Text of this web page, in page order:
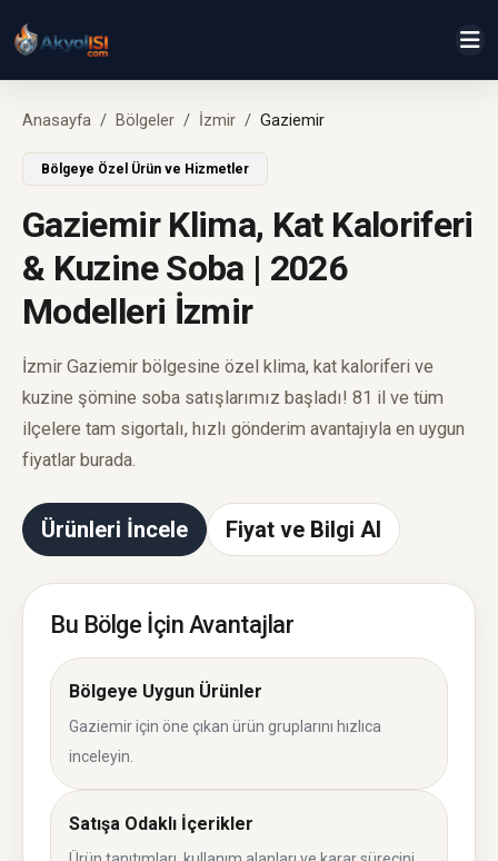
Anasayfa Bölgeler İzmir Gaziemir
Bölgeye Özel Ürün ve Hizmetler
Gaziemir Klima, Kat Kaloriferi
& Kuzine Soba | 2026
Modelleri İzmir
İzmir Gaziemir bölgesine özel klima, kat kaloriferi ve
kuzine şömine soba satışlarımız başladı! 81 il ve tüm
ilçelere tam sigortalı, hızlı gönderim avantajıyla en uygun
fiyatlar burada.
Ürünleri İncele Fiyat ve Bilgi Al
Bu Bölge İçin Avantajlar
Bölgeye Uygun Ürünler
Gaziemir için öne çıkan ürün gruplarını hızlıca
inceleyin.
Satışa Odaklı İçerikler